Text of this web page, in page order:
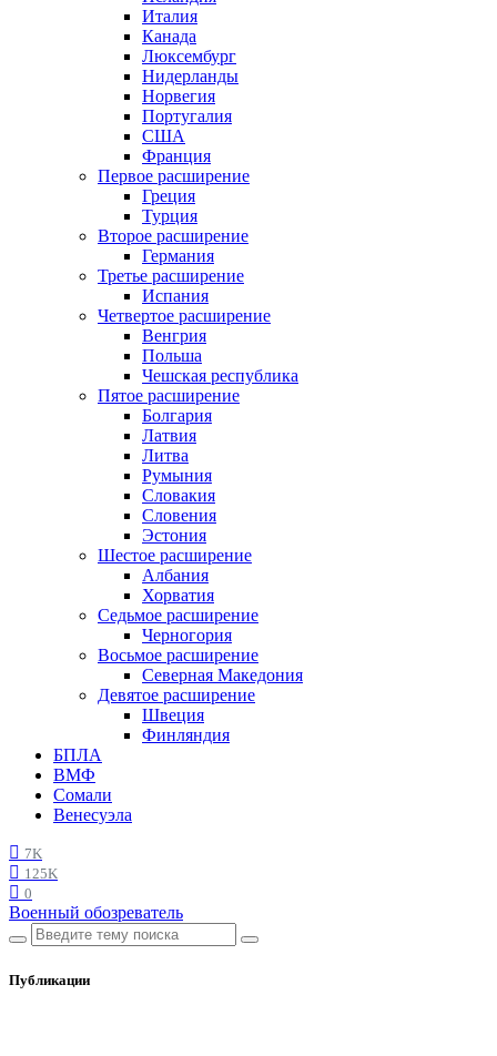
Италия
Канада
Люксембург
Нидерланды
Норвегия
Португалия
США
Франция
Первое расширение
Греция
Турция
Второе расширение
Германия
Третье расширение
Испания
Четвертое расширение
Венгрия
Польша
Чешская республика
Пятое расширение
Болгария
Латвия
Литва
Румыния
Словакия
Словения
Эстония
Шестое расширение
Албания
Хорватия
Седьмое расширение
Черногория
Восьмое расширение
Северная Македония
Девятое расширение
Швеция
Финляндия
БПЛА
ВМФ
Сомали
Венесуэла
7K
125K
0
Военный обозреватель
Публикации